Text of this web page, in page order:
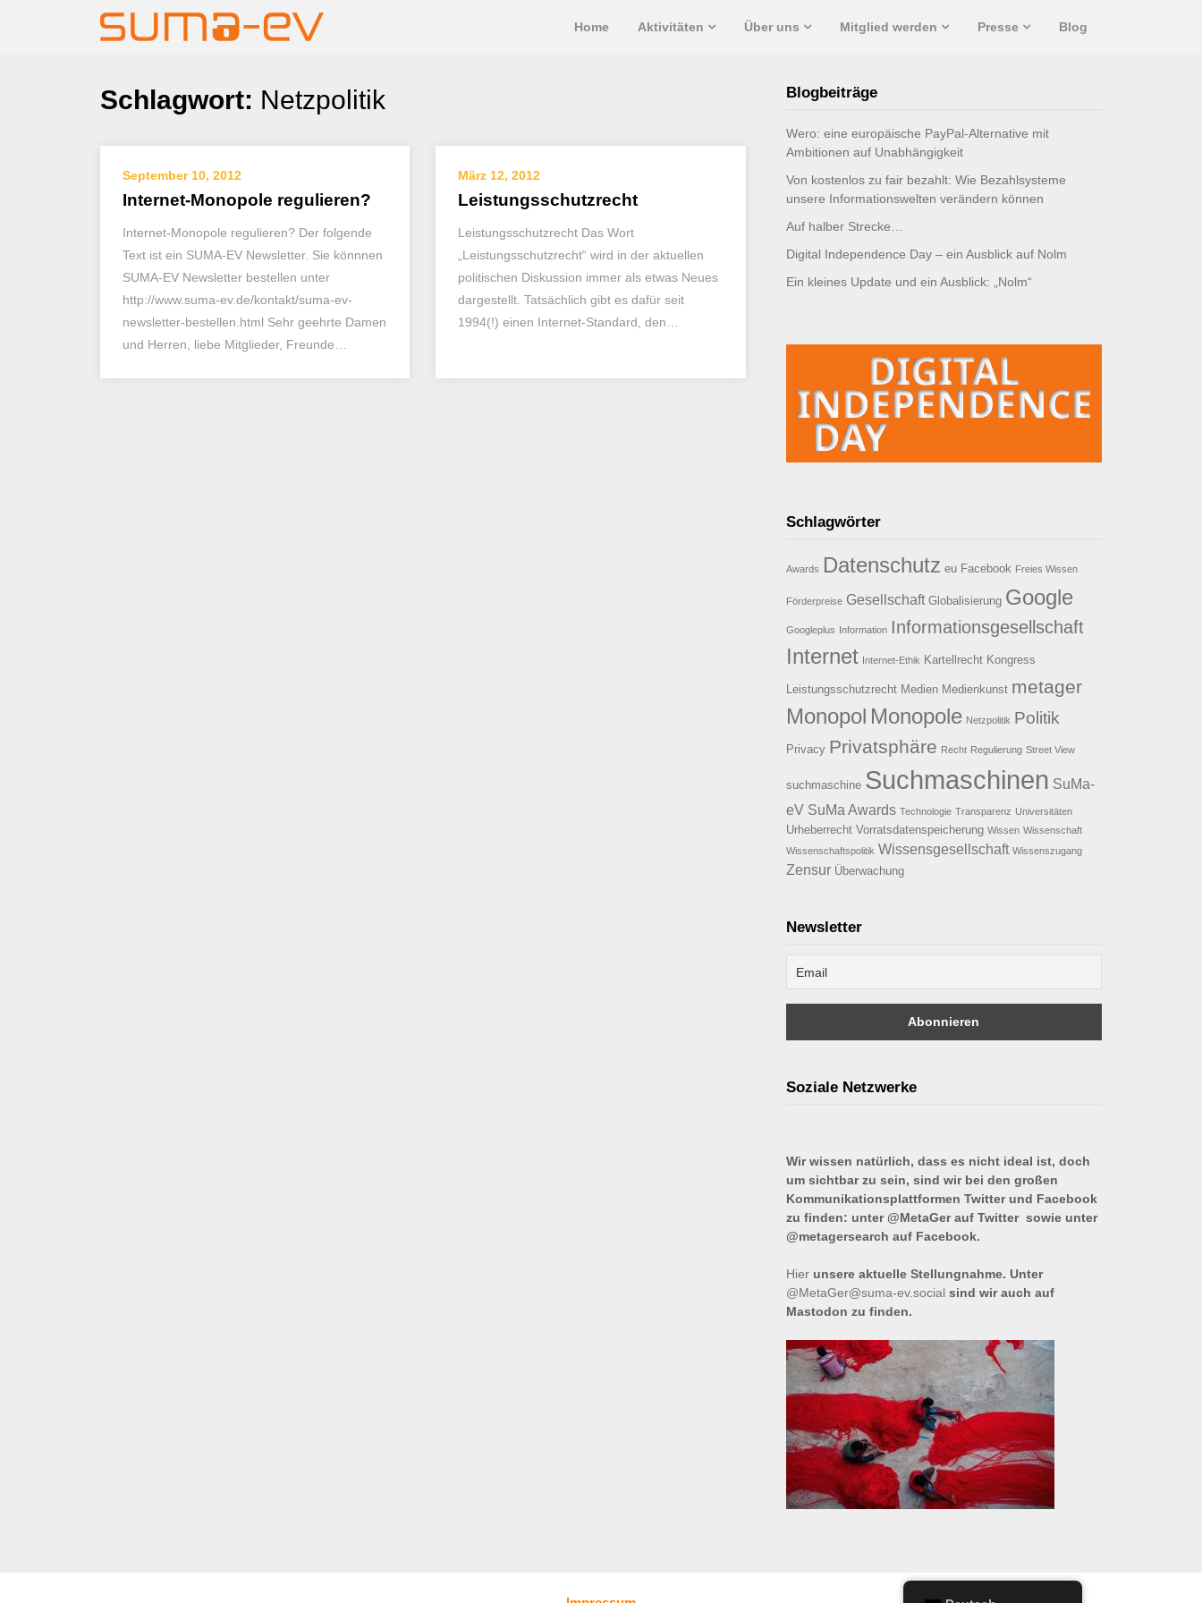
Home Aktivitäten Über uns Mitglied werden Presse Blog
Skip
Schlagwort: Netzpolitik
September 10, 2012
Internet-Monopole regulieren?
Internet-Monopole regulieren? Der folgende
Text ist ein SUMA-EV Newsletter. Sie könnnen
SUMA-EV Newsletter bestellen unter
http://www.suma-ev.de/kontakt/suma-ev-
newsletter-bestellen.html Sehr geehrte Damen
und Herren, liebe Mitglieder, Freunde…
März 12, 2012
Leistungsschutzrecht
Leistungsschutzrecht Das Wort
„Leistungsschutzrecht“ wird in der aktuellen
politischen Diskussion immer als etwas Neues
dargestellt. Tatsächlich gibt es dafür seit
1994(!) einen Internet-Standard, den…
Blogbeiträge
Wero: eine europäische PayPal-Alternative mit
Ambitionen auf Unabhängigkeit
Von kostenlos zu fair bezahlt: Wie Bezahlsysteme
unsere Informationswelten verändern können
Auf halber Strecke…
Digital Independence Day – ein Ausblick auf Nolm
Ein kleines Update und ein Ausblick: „Nolm“
Schlagwörter
Awards Datenschutz eu Facebook Freies Wissen
Förderpreise Gesellschaft Globalisierung Google
Googleplus Information Informationsgesellschaft
Internet Internet-Ethik Kartellrecht Kongress
Leistungsschutzrecht Medien Medienkunst metager
Monopol Monopole Netzpolitik Politik
Privacy Privatsphäre Recht Regulierung Street View
suchmaschine Suchmaschinen SuMa-
eV SuMa Awards Technologie Transparenz Universitäten
Urheberrecht Vorratsdatenspeicherung Wissen Wissenschaft
Wissenschaftspolitik Wissensgesellschaft Wissenszugang
Zensur Überwachung
Newsletter
Soziale Netzwerke
Wir wissen natürlich, dass es nicht ideal ist, doch
um sichtbar zu sein, sind wir bei den großen
Kommunikationsplattformen Twitter und Facebook
zu finden: unter @MetaGer auf Twitter sowie unter
@metagersearch auf Facebook.
Hierunsere aktuelle Stellungnahme. Unter
@MetaGer@suma-ev.social sind wir auch auf
Mastodon zu finden.